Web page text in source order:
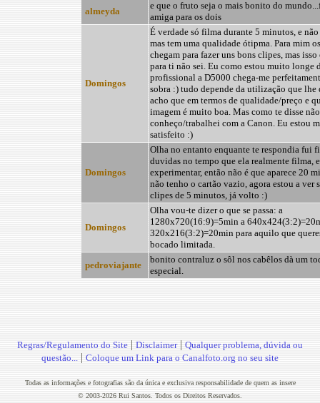
almeyda
e que o fruto seja o mais bonito do
amiga para os dois
Domingos
É verdade só filma durante 5 minutos, e
mas tem uma qualidade ótipma. Para mim
chegam para fazer uns bons clipes, mas isso
para ti não sei. Eu como estou muito longe
profissional a D5000 chega-me
sobra :) tudo depende da utilização que lhe
acho que em termos de qualidade/preço e
imagem é muito boa. Mas como te disse não
conheço/trabalhei com a Canon. Eu estou
satisfeito :)
Domingos
Olha no entanto enquante te respondia fui
duvidas no tempo que ela realmente filma,
experimentar, então não é que aparece 20
não tenho o cartão vazio, agora estou a ver
clipes de 5 minutos, já volto :)
Domingos
Olha vou-te dizer o que se passa: a
1280x720(16:9)=5min a
320x216(3:2)=20min para aquilo que
bocado limitada.
pedroviajante
bonito contraluz o sôl nos cabêlos dà um
especial.
Regras/Regulamento do Site | Disclaimer| Qualquer problema, dúvida ou
questão... | Coloque um Link para o Canalfoto.org no seu site
Todas as informações e fotografias são da única e exclusiva responsabilidade de quem as insere
© 2003-2026 Rui Santos. Todos os Direitos Reservados.